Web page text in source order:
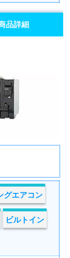
品詳細
グエアコン
ビルトイン